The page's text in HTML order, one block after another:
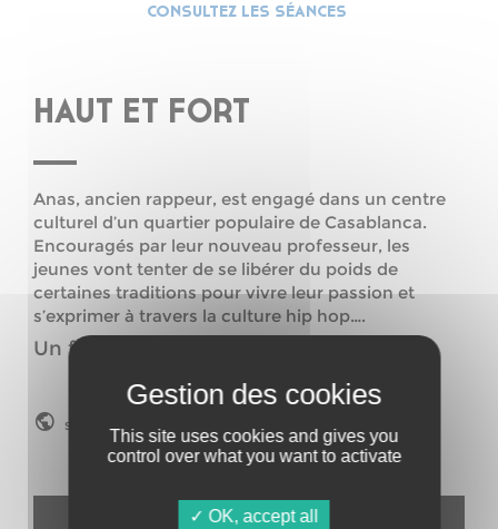
CONSULTEZ LES SÉANCES
HAUT ET FORT
Anas, ancien rappeur, est engagé dans un centre
culturel d’un quartier populaire de Casablanca.
Encouragés par leur nouveau professeur, les
jeunes vont tenter de se libérer du poids de
certaines traditions pour vivre leur passion et
s’exprimer à travers la culture hip hop….
Un film de Nabil Ayouch
Site webThis site uses cookies and gives you
control over what you want to activate
OK, accept all